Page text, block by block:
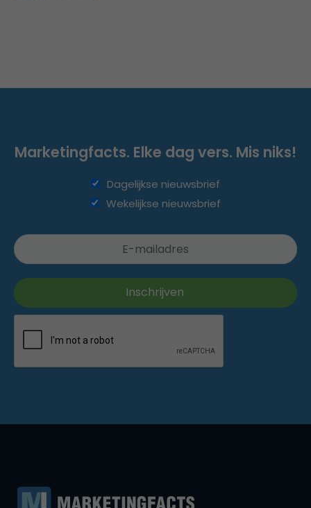
Marketingfacts. Elke dag vers. Mis niks!
Dagelijkse nieuwsbrief
Wekelijkse nieuwsbrief